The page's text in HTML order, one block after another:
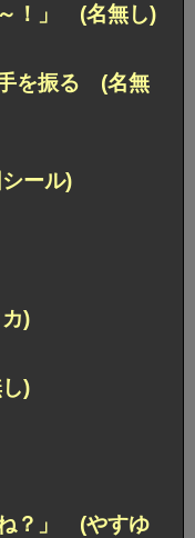
～！」 (名無し)
を振る (名無
ール)
)
)
？」 (やすゆ